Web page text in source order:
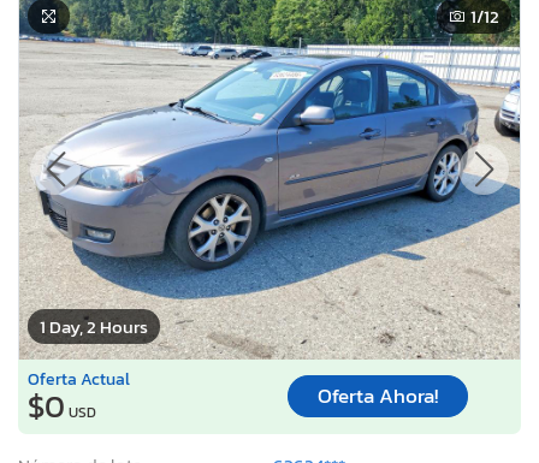
1 Day, 2 Hours
1/12
Oferta Actual
$0 USD
Oferta Ahora!